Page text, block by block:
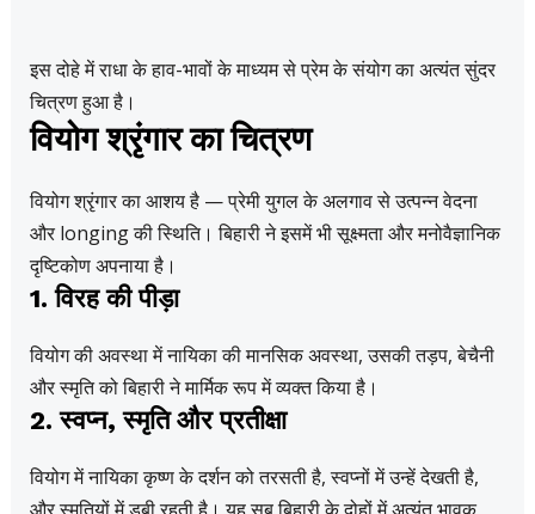
इस दोहे में राधा के हाव-भावों के माध्यम से प्रेम के संयोग का अत्यंत सुंदर
चित्रण हुआ है।
वियोग श्रृंगार का चित्रण
वियोग श्रृंगार का आशय है — प्रेमी युगल के अलगाव से उत्पन्न वेदना
और longing की स्थिति। बिहारी ने इसमें भी सूक्ष्मता और मनोवैज्ञानिक
दृष्टिकोण अपनाया है।
1. विरह की पीड़ा
वियोग की अवस्था में नायिका की मानसिक अवस्था, उसकी तड़प, बेचैनी
और स्मृति को बिहारी ने मार्मिक रूप में व्यक्त किया है।
2. स्वप्न, स्मृति और प्रतीक्षा
वियोग में नायिका कृष्ण के दर्शन को तरसती है, स्वप्नों में उन्हें देखती है,